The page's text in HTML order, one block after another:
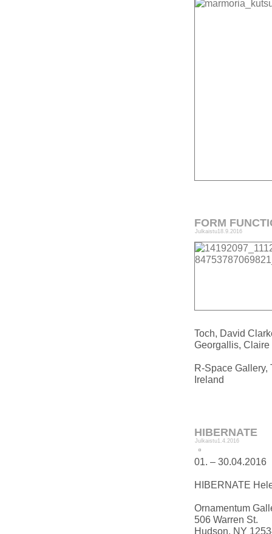
FORM
Julkaistu18.9.2016
Toch, David
Georgallis,
R-Space Gallery,
Ireland
HIBERNATE
Julkaistu1.4.2016
01. – 30.04.2016
HIBERNATE
Ornamentum
506 Warren St.
Hudson, NY